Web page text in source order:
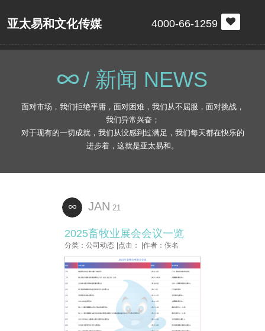
亚太易和文化传媒 4000-66-1259
/ 新闻 NEWS
面对市场，我们拒绝平庸，面对困难，我们从不屈服，面对挑战，
我们异常兴奋；
对于现有的一切成就，我们从没感到过满足，我们每天都在快乐的
进步着，这就是亚太易和。
JAN 21
2025畜牧业展会会议一览
分类：公司动态 |点击： |作者：佚名